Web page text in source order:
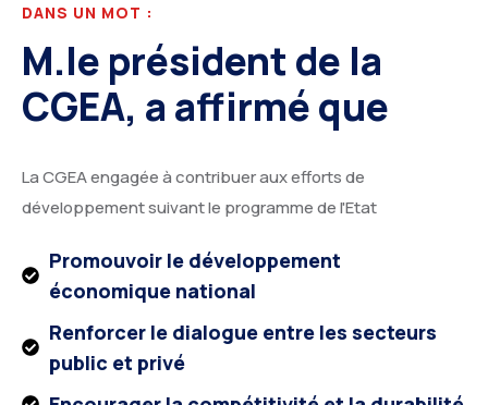
DANS UN MOT :
M.le président de la
CGEA, a affirmé que
La CGEA engagée à contribuer aux efforts de
développement suivant le programme de l'Etat
Promouvoir le développement
économique national
Renforcer le dialogue entre les secteurs
public et privé